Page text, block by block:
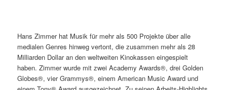
Hans Zimmer hat Musik für mehr als 500 Projekte über alle
medialen Genres hinweg vertont, die zusammen mehr als 28
Milliarden Dollar an den weltweiten Kinokassen eingespielt
haben. Zimmer wurde mit zwei Academy Awards®, drei Golden
Globes®, vier Grammys®, einem American Music Award und